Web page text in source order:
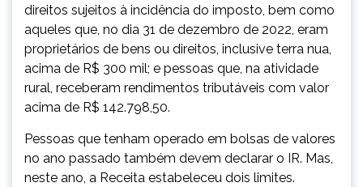
direitos sujeitos à incidência do imposto, bem como
aqueles que, no dia 31 de dezembro de 2022, eram
proprietários de bens ou direitos, inclusive terra nua,
acima de R$ 300 mil; e pessoas que, na atividade
rural, receberam rendimentos tributáveis com valor
acima de R$ 142.798,50.
Pessoas que tenham operado em bolsas de valores
no ano passado também devem declarar o IR. Mas,
neste ano, a Receita estabeleceu dois limites.